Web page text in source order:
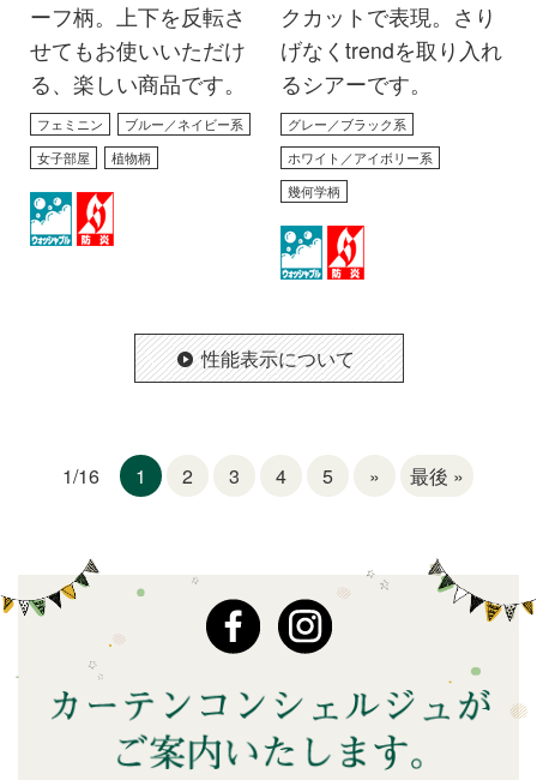
ーフ柄。上下を反転さ
せてもお使いいただけ
る、楽しい商品です。
フェミニン
ブルー／ネイビー系
女子部屋
植物柄
クカットで表現。さり
げなくtrendを取り入れ
るシアーです。
グレー／ブラック系
ホワイト／アイボリー系
幾何学柄
性能表示について
1/16 1 2 3 4 5 » 最後 »